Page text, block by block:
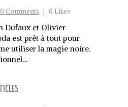
0 Comments | 0 Likes
Dufaux et Olivier
est prêt à tout pour
utiliser la magie noire.